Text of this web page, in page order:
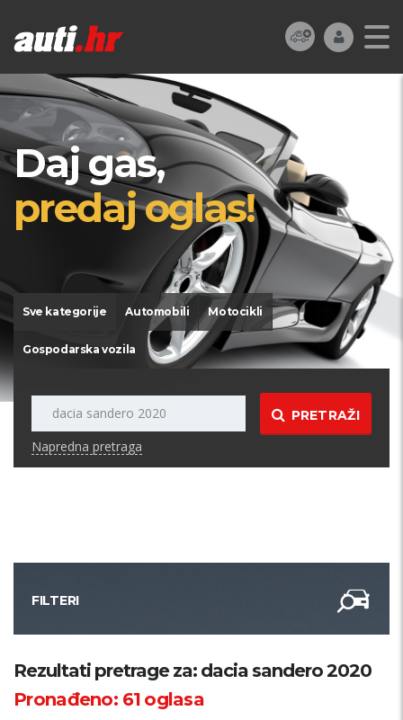
Daj gas,
predaj oglas!
Sve kategorije Automobili Motocikli
Gospodarska vozila
PRETRAŽI
Napredna pretraga
FILTERI
Kategorija
Rezultati pretrage za: dacia sandero 2020
Pronađeno: 61oglasa